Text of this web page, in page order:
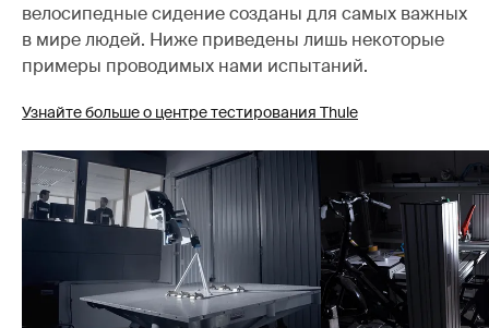
велосипедные сидение созданы для самых важных
в мире людей. Ниже приведены лишь некоторые
примеры проводимых нами испытаний.
Узнайте больше о центре тестирования Thule